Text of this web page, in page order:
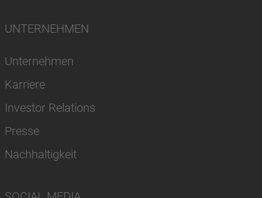
UNTERNEHMEN
Unternehmen
Karriere
Investor Relations
Presse
Nachhaltigkeit